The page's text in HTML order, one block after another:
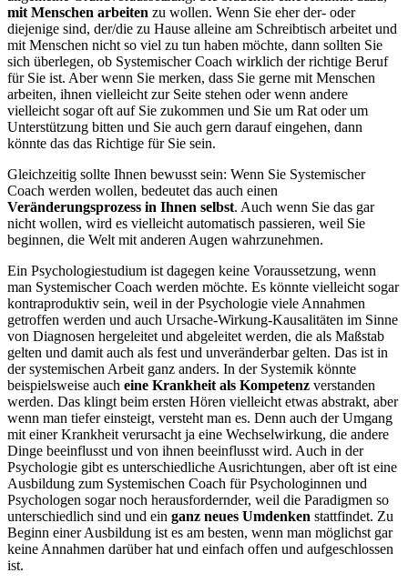
mit Menschen arbeiten zu wollen. Wenn Sie eher der- oder
diejenige sind, der/die zu Hause alleine am Schreibtisch arbeitet und
mit Menschen nicht so viel zu tun haben möchte, dann sollten Sie
sich überlegen, ob Systemischer Coach wirklich der richtige Beruf
für Sie ist. Aber wenn Sie merken, dass Sie gerne mit Menschen
arbeiten, ihnen vielleicht zur Seite stehen oder wenn andere
vielleicht sogar oft auf Sie zukommen und Sie um Rat oder um
Unterstützung bitten und Sie auch gern darauf eingehen, dann
könnte das das Richtige für Sie sein.
Gleichzeitig sollte Ihnen bewusst sein: Wenn Sie Systemischer
Coach werden wollen, bedeutet das auch einen
Veränderungsprozess in Ihnen selbst. Auch wenn Sie das gar
nicht wollen, wird es vielleicht automatisch passieren, weil Sie
beginnen, die Welt mit anderen Augen wahrzunehmen.
Ein Psychologiestudium ist dagegen keine Voraussetzung, wenn
man Systemischer Coach werden möchte. Es könnte vielleicht sogar
kontraproduktiv sein, weil in der Psychologie viele Annahmen
getroffen werden und auch Ursache-Wirkung-Kausalitäten im Sinne
von Diagnosen hergeleitet und abgeleitet werden, die als Maßstab
gelten und damit auch als fest und unveränderbar gelten. Das ist in
der systemischen Arbeit ganz anders. In der Systemik könnte
beispielsweise auch eine Krankheit als Kompetenz verstanden
werden. Das klingt beim ersten Hören vielleicht etwas abstrakt, aber
wenn man tiefer einsteigt, versteht man es. Denn auch der Umgang
mit einer Krankheit verursacht ja eine Wechselwirkung, die andere
Dinge beeinflusst und von ihnen beeinflusst wird. Auch in der
Psychologie gibt es unterschiedliche Ausrichtungen, aber oft ist eine
Ausbildung zum Systemischen Coach für Psychologinnen und
Psychologen sogar noch herausfordernder, weil die Paradigmen so
unterschiedlich sind und ein ganz neues Umdenken stattfindet. Zu
Beginn einer Ausbildung ist es am besten, wenn man möglichst gar
keine Annahmen darüber hat und einfach offen und aufgeschlossen
ist.